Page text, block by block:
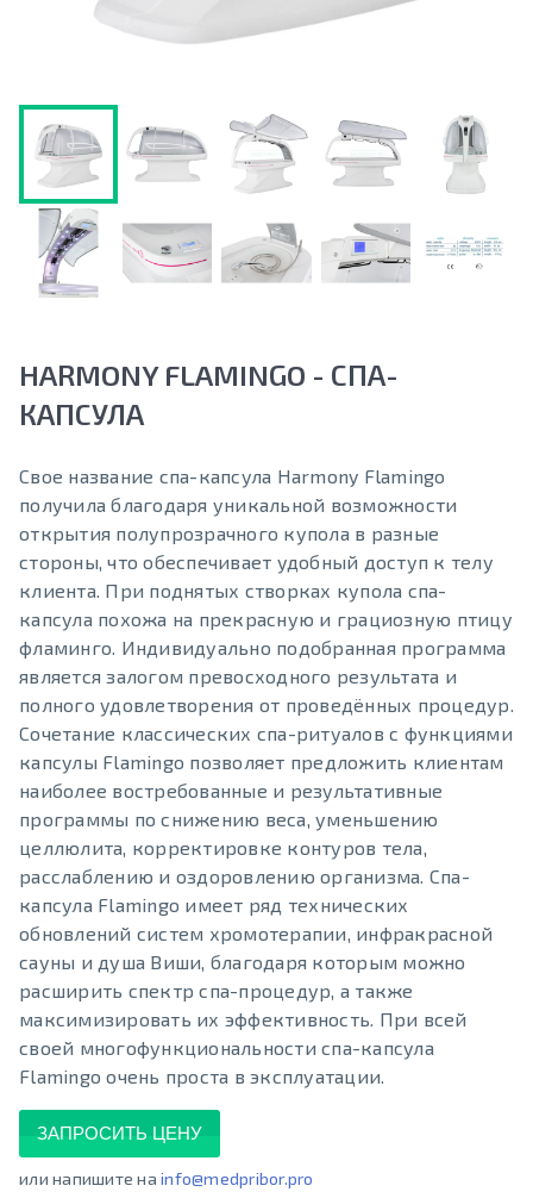
HARMONY FLAMINGO - СПА-
КАПСУЛА
Свое название спа-капсула Harmony Flamingo
получила благодаря уникальной возможности
открытия полупрозрачного купола в разные
стороны, что обеспечивает удобный доступ к телу
клиента. При поднятых створках купола спа-
капсула похожа на прекрасную и грациозную птицу
фламинго. Индивидуально подобранная программа
является залогом превосходного результата и
полного удовлетворения от проведённых процедур.
Сочетание классических спа-ритуалов с функциями
капсулы Flamingo позволяет предложить клиентам
наиболее востребованные и результативные
программы по снижению веса, уменьшению
целлюлита, корректировке контуров тела,
расслаблению и оздоровлению организма. Спа-
капсула Flamingo имеет ряд технических
обновлений систем хромотерапии, инфракрасной
сауны и душа Виши, благодаря которым можно
расширить спектр спа-процедур, а также
максимизировать их эффективность. При всей
своей многофункциональности спа-капсула
Flamingo очень проста в эксплуатации.
ЗАПРОСИТЬ ЦЕНУ
или напишите на info@medpribor.pro